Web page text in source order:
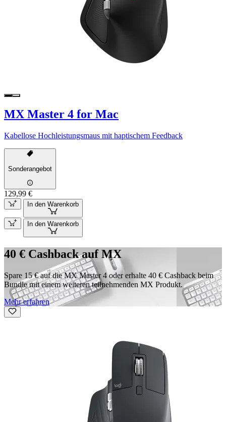
MX Master 4 for Mac
Kabellose Hochleistungsmaus mit haptischem Feedback
Sonderangebot
129,99 €
In den Warenkorb
In den Warenkorb
40 € Cashback auf MX
Spare 15 € auf die MX Master 4 oder erhalte 40 € Cashback beim
Bundle mit einem weiteren teilnehmenden MX Produkt.
Mehr erfahren